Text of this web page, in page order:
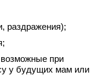
раздражения);
при
у будущих мам или